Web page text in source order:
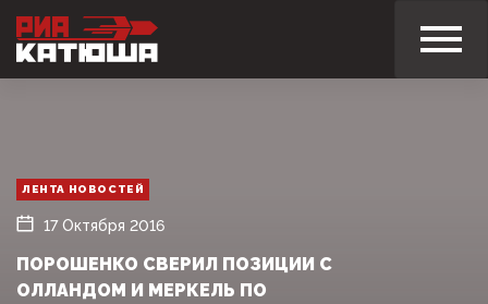
ЛЕНТА НОВОСТЕЙ
17 Октября 2016
ПОРОШЕНКО СВЕРИЛ ПОЗИЦИИ С
ОЛЛАНДОМ И МЕРКЕЛЬ ПО